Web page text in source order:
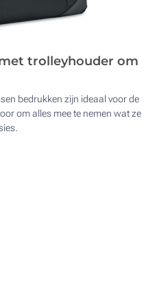
trolleyhouder om
bedrukken zijn ideaal voor de
om alles mee te nemen wat ze